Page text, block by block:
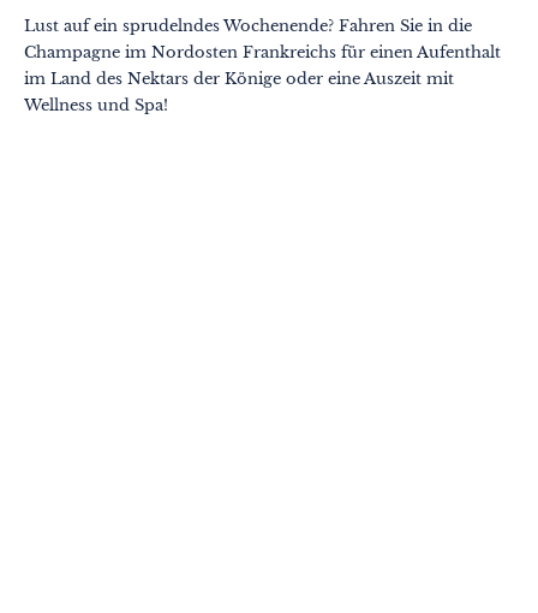
Lust auf ein sprudelndes Wochenende? Fahren Sie in die
Champagne im Nordosten Frankreichs für einen Aufenthalt
im Land des Nektars der Könige oder eine Auszeit mit
Wellness und Spa!